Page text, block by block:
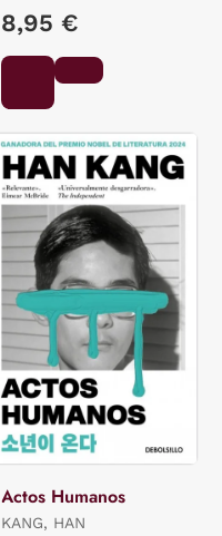
8,95 €
Actos Humanos
KANG, HAN